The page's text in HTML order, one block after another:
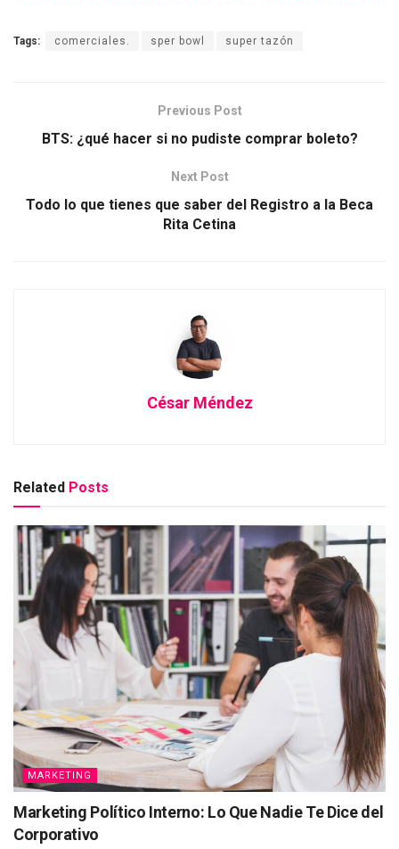
Tags: comerciales. sper bowl super tazón
Previous Post
BTS: ¿qué hacer si no pudiste comprar boleto?
Next Post
Todo lo que tienes que saber del Registro a la Beca
Rita Cetina
César Méndez
Related Posts
MARKETING
Marketing Político Interno: Lo Que Nadie Te Dice del
Corporativo